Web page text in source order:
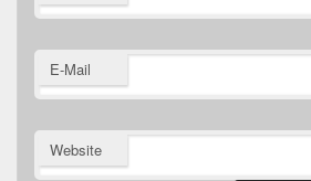
E-Mail
Website